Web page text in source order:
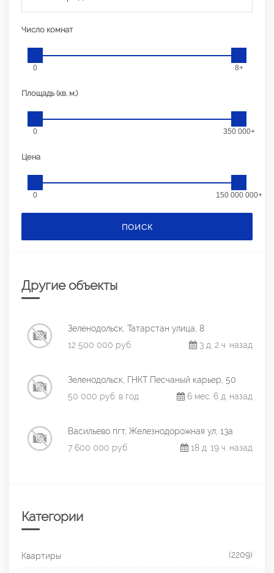
Число комнат
0 8+
Площадь (кв. м.)
0 350 000+
Цена
0 150 000 000+
ПОИСК
Другие объекты
Зеленодольск, Татарстан улица, 8
12 500 000 руб.
3 д. 2 ч. назад
Зеленодольск, ГНКТ Песчаный карьер, 50
50 000 руб. в год
6 мес. 6 д. назад
Васильево пгт, Железнодорожная ул, 13а
7 600 000 руб.
18 д. 19 ч. назад
Категории
Квартиры (2209)